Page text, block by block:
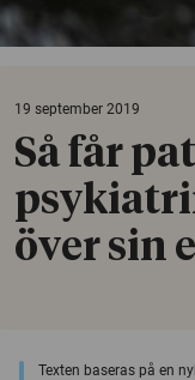
19 september 2019
Så får
över sin
Texten baseras på en